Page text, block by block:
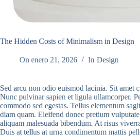
The Hidden Costs of Minimalism in Design
On enero 21, 2026 In Design
Sed arcu non odio euismod lacinia. Sit amet
Nunc pulvinar sapien et ligula ullamcorper.
commodo sed egestas. Tellus elementum
diam quam. Eleifend donec pretium
aliquam malesuada bibendum. At risus
Duis at tellus at urna condimentum mattis